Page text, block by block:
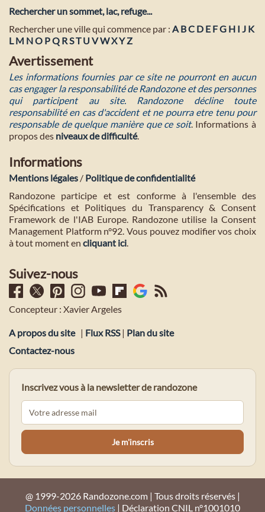
Rechercher un sommet, lac, refuge...
Rechercher une ville qui commence par : A BC D E FG H I J K
L M NO PQ RST U VWXYZ
Avertissement
Les informations fournies par ce site ne pourront en aucun
cas engager la responsabilité de Randozone et des personnes
qui participent au site. Randozone décline toute
responsabilité en cas d'accident et ne pourra etre tenu pour
responsable de quelque manière que ce soit. Informations à
propos des niveaux de difficulté.
Informations
Mentions légales / Politique de confidentialité
Randozone participe et est conforme à l'ensemble des
Spécifications et Politiques du Transparency & Consent
Framework de l'IAB Europe. Randozone utilise la Consent
Management Platform n°92. Vous pouvez modifier vos choix
à tout moment en cliquant ici.
Suivez-nous
Concepteur : Xavier Argeles
A propos du site | Flux RSS| Plan du site
Contactez-nous
Inscrivez vous à la newsletter de randozone
@ 1999-2026 Randozone.com | Tous droits réservés |
Données personnelles | Déclaration CNIL n°1001010